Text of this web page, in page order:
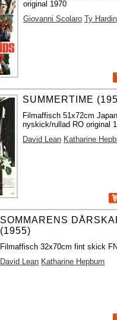
original 1970
Giovanni Scolaro Ty Hardin
SUMMERTIME
Filmaffisch 51x72cm Japan
nyskick/rullad RO original
David Lean Katharine
SOMMARENS
(1955)
Filmaffisch 32x70cm fint skick
David Lean Katharine Hepburn